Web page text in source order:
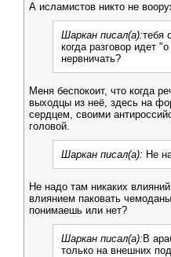
А исламистов никто не
Шаркан писал(а):тебя
когда разговор идет
нервничать?
Меня беспокоит, что когда
выходцы из неё, здесь на
сердцем, своими
головой.
Шаркан писал(а): Не
Не надо там никаких
влиянием паковать
понимаешь или нет?
Шаркан писал(а): В
только на внешних